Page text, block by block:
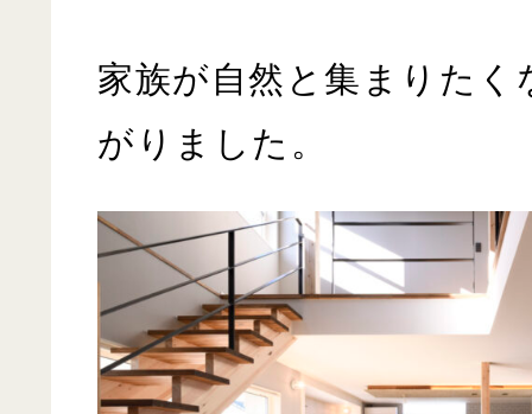
家族が自然と集まりたく
がりました。